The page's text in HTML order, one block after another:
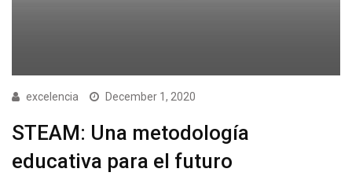
excelencia December 1, 2020
STEAM: Una metodología
educativa para el futuro